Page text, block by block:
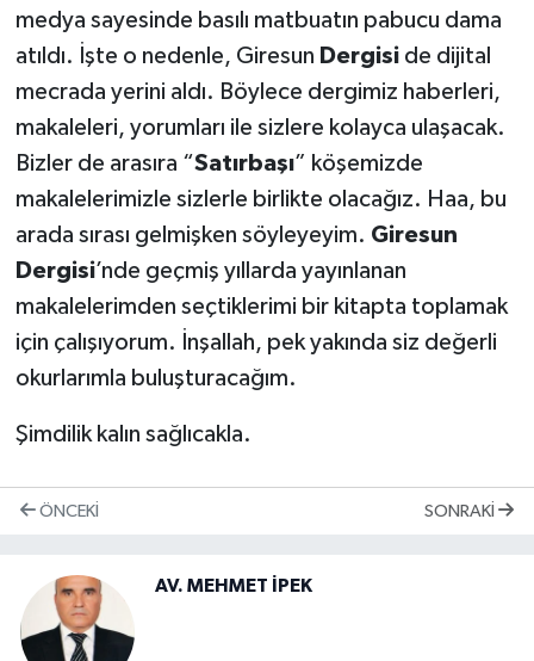
medya sayesinde basılı matbuatın pabucu dama
atıldı. İşte o nedenle, Giresun Dergisi de dijital
mecrada yerini aldı. Böylece dergimiz haberleri,
makaleleri, yorumları ile sizlere kolayca ulaşacak.
Bizler de arasıra “Satırbaşı” köşemizde
makalelerimizle sizlerle birlikte olacağız. Haa, bu
arada sırası gelmişken söyleyeyim. Giresun
Dergisi’nde geçmiş yıllarda yayınlanan
makalelerimden seçtiklerimi bir kitapta toplamak
için çalışıyorum. İnşallah, pek yakında siz değerli
okurlarımla buluşturacağım.
Şimdilik kalın sağlıcakla.
ÖNCEKI SONRAKI
AV. MEHMET İPEK